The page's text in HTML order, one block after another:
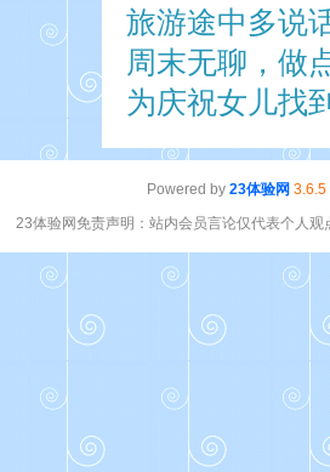
旅游途中多说
周末无聊，做
为庆祝女儿找
Powered by 23体验网 3.6.5
23体验网免责声明：站内会员言论仅代表个人